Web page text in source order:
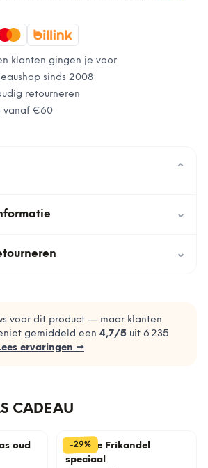
klanten gingen je voor
sinds 2008
retourneren
vanaf €60
⌄
⌄
⌄
voor dit product — maar klanten
gemiddeld een 4,7/5 uit 6.235
ervaringen →
CADEAU
oud
-29%
Tegeltje Frikandel
speciaal